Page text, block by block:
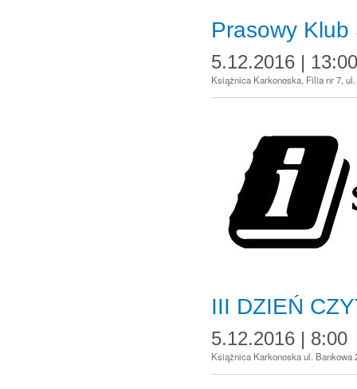
Prasowy
5.12.2016 | 13:00
Książnica Karkonoska, Filia nr 7,
III DZIEŃ
5.12.2016 | 8:00
Książnica Karkonoska ul. Bankowa